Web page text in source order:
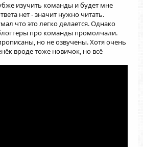
г
о
л
о
с
г
о
л
о
с
изучить команды и будет мне
нет - значит нужно читать.
что это легко делается. Однако
про команды промолчали.
но не озвучены. Хотя очень
вроде тоже новичок, но всё